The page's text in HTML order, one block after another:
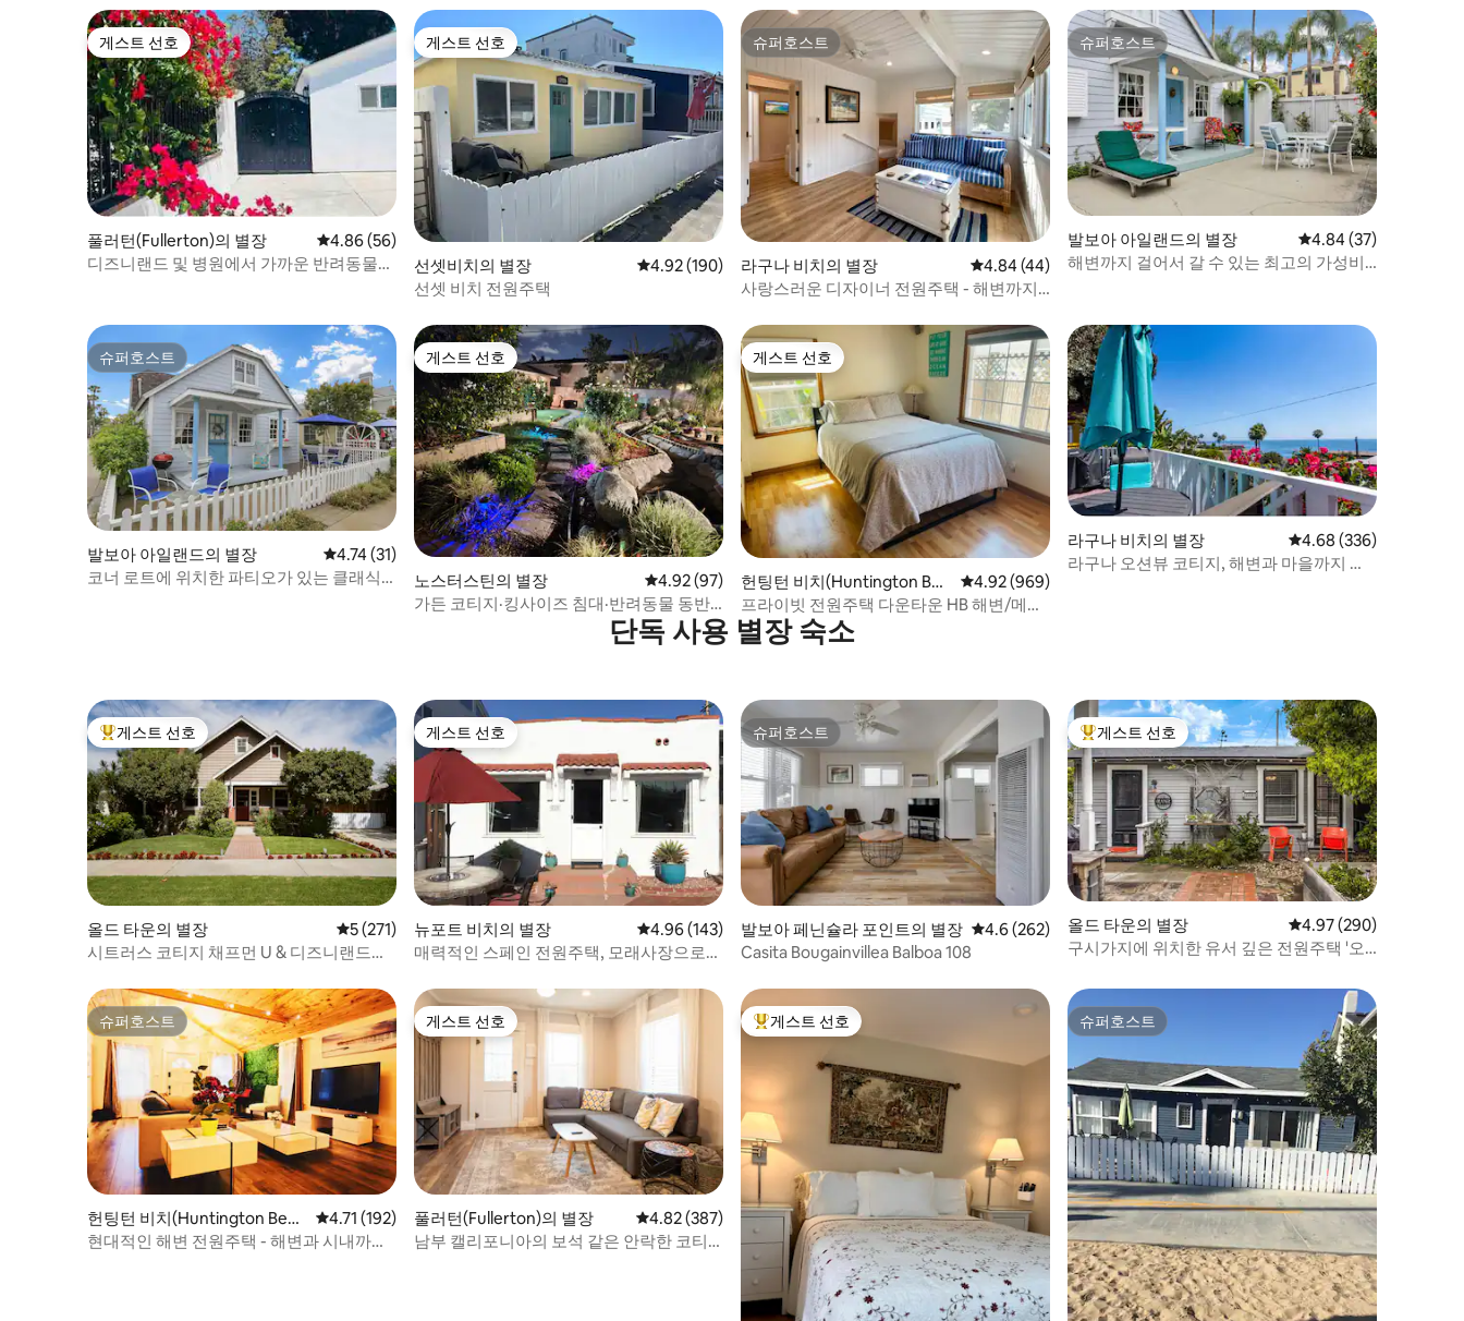
습니다. 29번가는 양쪽에 주차장이 있는 몇
안 되는 더블 와이드 거리 중 하나입니다. 모
든 것이 도보 또는 자전거 거리 내에 있습니
다. 버스(블록 끝에 버스 정류장)와 택시도
있습니다. 부두에서 추가 자전거 대여를 이
용할 수 있습니다. 공용 2대 차고에 소형차 1
대(풀사이즈 SUV 불가)를 주차할 수 있는 주
차장이 마련되어 있습니다. 최대 길이 180'
높이 78' 너비 70'. 노상 주차는 무료입니다.
집 전체 Entire house 바비큐 시설이 있는
뒤쪽 파티오 부착 야외 온수 샤워 차고 주차
장 1대(소형차만 해당) 세탁기/건조기 비치
타월 비치 체어 모래 장난감 때로는 직접 만
인이 바로 옆에 있습니다. 공용 차고 2대 주
차 공간 중 한 곳은 소형차에만 이용 가능합
니다. 최대: (길이) 190인치 (높이) 78인치,
(너비) 73인치 29번가의 거리 주차는 미터기
가 없지만 경쟁이 심할 수 있으므로 차고 옵
션을 추천합니다. 발보아 반도는 도보로 이
동이 가능하며 당일 여행을 계획하지 않는
한 숙소까지 합승을 이용하는 것이 인기 있
는 대안입니다. 도보 거리 내에 식료품점, 모
든 종류의 레스토랑과 바, 자전거와 스포츠
용품 대여소, 보트 대여소가 있습니다. 도보
로 이동할 수 있는 위치. 많은 게스트가 차를
가져오지 않습니다. 블록 끝에 버스 정류장
이 있으며 리프트와 우버를 이용하기 매우
니며 크기가 작기 때문에 방문객을 포함한
숙박 인원은 6명으로 제한됩니다.
게스트 선호
게스트 선호
풀러턴(Fullerton)의 별장 평점 4.86점(5점 만점), 후기 56개
4.86 (56)
디즈니랜드 및 병원에서 가까운 반려동물
게스트 선호
게스트 선호
선셋비치의 별장 평점 4.92점(5점 만점), 후기 190개
4.92 (190)
선셋 비치 전원주택
슈퍼호스트
슈퍼호스트
라구나 비치의 별장 평점 4.84점(5점 만점), 후기 44개
4.84 (44)
사랑스러운 디자이너 전원주택 - 해변까지
슈퍼호스트
슈퍼호스트
발보아 아일랜드의 별장 평점 4.84점(5점 만점),
4.84 (37)
해변까지 걸어서 갈 수 있는 최고의 가성비
슈퍼호스트
슈퍼호스트
발보아 아일랜드의 별장 평점 4.74점(5점 만점), 후기 31개
4.74 (31)
코너 로트에 위치한 파티오가 있는 클래식
게스트 선호
게스트 선호
노스터스틴의 별장 평점 4.92점(5점 만점), 후기 97개
4.92 (97)
가든 코티지·킹사이즈 침대·반려동물 동반
게스트 선호
게스트 선호
헌팅턴 비치(Huntington Bea
ch)의 별장
평점 4.92점(5점 만점), 후기 969개
4.92 (969)
프라이빗 전원주택 다운타운 HB 해변/메인
스트리트까지 도보
라구나 비치의 별장 평점 4.68점(5점 만점),
4.68 (336)
라구나 오션뷰 코티지, 해변과 마을까지 도
단독 사용 별장 숙소
상위 게스트 선호
게스트 선호
올드 타운의 별장 평점 5점(5점 만점), 후기 271개
5 (271)
시트러스 코티지 채프먼 U & 디즈니랜드에
게스트 선호
게스트 선호
뉴포트 비치의 별장 평점 4.96점(5점 만점), 후기 143개
4.96 (143)
매력적인 스페인 전원주택, 모래사장으로
슈퍼호스트
슈퍼호스트
발보아 페닌슐라 포인트의 별장 평점 4.6점(5점 만점), 후기 262개
4.6 (262)
Casita Bougainvillea Balboa 108
상위 게스트 선호
게스트 선호
올드 타운의 별장 평점 4.97점(5점 만점),
4.97 (290)
구시가지에 위치한 유서 깊은 전원주택 '오
슈퍼호스트
슈퍼호스트
헌팅턴 비치(Huntington Beac
h)의 별장
평점 4.71점(5점 만점), 후기 192개
4.71 (192)
현대적인 해변 전원주택 - 해변과 시내까지
게스트 선호
게스트 선호
풀러턴(Fullerton)의 별장 평점 4.82점(5점 만점), 후기 387개
4.82 (387)
남부 캘리포니아의 보석 같은 안락한 코티
상위 게스트 선호
게스트 선호 슈퍼호스트
슈퍼호스트